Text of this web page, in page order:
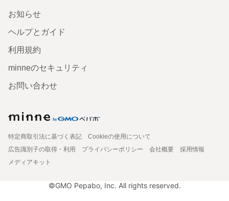
お知らせ
ヘルプとガイド
利用規約
minneのセキュリティ
お問い合わせ
特定商取引法に基づく表記
Cookieの使用について
広告識別子の取得・利用
プライバシーポリシー 会社概要
採用情報
メディアキット
©GMO Pepabo, Inc. All rights reserved.